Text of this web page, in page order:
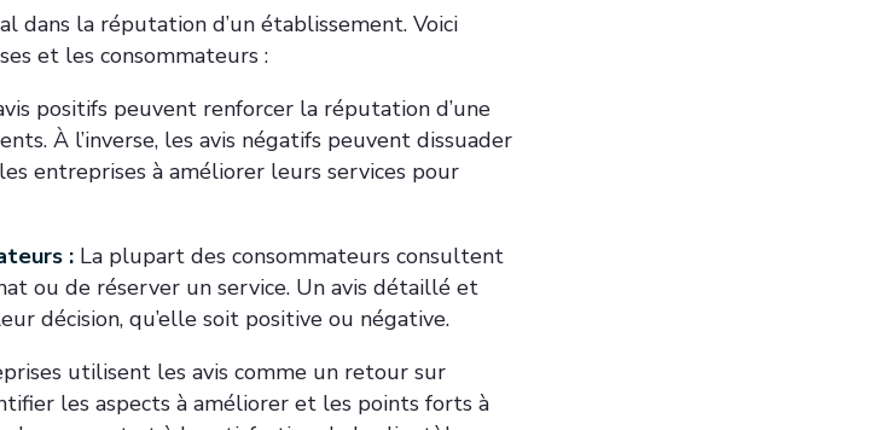
dans la réputation d’un établissement. Voici
et les consommateurs :
positifs peuvent renforcer la réputation d’une
À l’inverse, les avis négatifs peuvent dissuader
entreprises à améliorer leurs services pour
: La plupart des consommateurs consultent
ou de réserver un service. Un avis détaillé et
décision, qu’elle soit positive ou négative.
utilisent les avis comme un retour sur
les aspects à améliorer et les points forts à